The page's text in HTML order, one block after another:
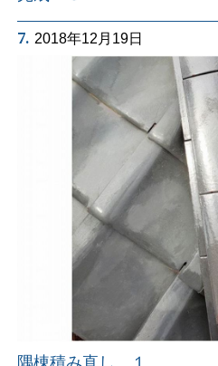
7. 2018年12月19日
隅棟積み直し １